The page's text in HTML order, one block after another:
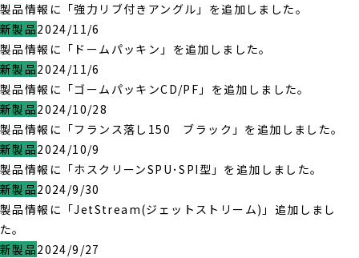
製品情報に「強力リブ付きアングル」を追加しました。
新製品2024/11/6
製品情報に「ドームパッキン」を追加しました。
新製品2024/11/6
製品情報に「ゴームパッキンCD/PF」を追加しました。
新製品2024/10/28
製品情報に「フランス落し150 ブラック」を追加しました。
新製品2024/10/9
製品情報に「ホスクリーンSPU･SPI型」を追加しました。
新製品2024/9/30
製品情報に「JetStream(ジェットストリーム)」追加しまし
た。
新製品2024/9/27